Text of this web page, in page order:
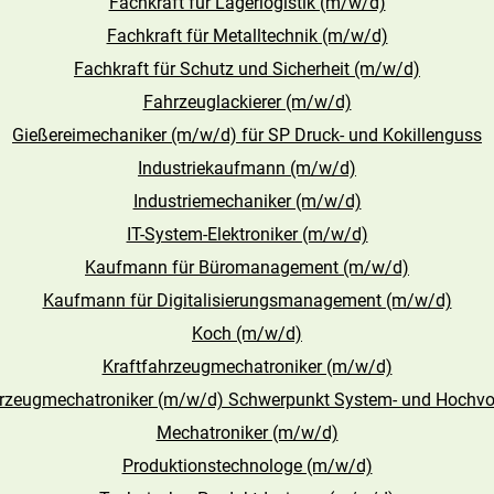
Fachkraft für Metalltechnik (m/w/d)
Fachkraft für Schutz und Sicherheit (m/w/d)
Fahrzeuglackierer (m/w/d)
Gießereimechaniker (m/w/d) für SP Druck- und Kokillenguss
Industriekaufmann (m/w/d)
Industriemechaniker (m/w/d)
IT-System-Elektroniker (m/w/d)
Kaufmann für Büromanagement (m/w/d)
Kaufmann für Digitalisierungsmanagement (m/w/d)
Koch (m/w/d)
Kraftfahrzeugmechatroniker (m/w/d)
(m/w/d) Schwerpunkt System- und
Mechatroniker (m/w/d)
Produktionstechnologe (m/w/d)